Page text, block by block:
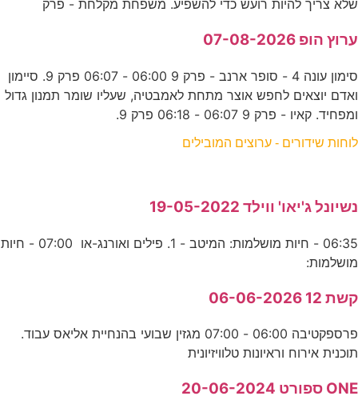
שלא צריך להיות רועש כדי להשפיע. משפחת מקלחת - פרק
ערוץ הופ 07-08-2026
סימון עונה 4 - סופר ארנב - פרק 9 06:00 - 06:07 פרק 9. סיימון
ואדם יוצאים לחפש אוצר מתחת לאמבטיה, שעליו שומר תמנון גדול
ומפחיד. קאיו - פרק 9 06:07 - 06:18 פרק 9.
לוחות שידורים - ערוצים המובילים
נשיונל ג'יאו' ווילד 19-05-2022
06:35 - חיות מושלמות: המיטב - 1. פילים ואורנג-או 07:00 - חיות
מושלמות:
קשת 12 06-06-2026
פרספקטיבה 06:00 - 07:00 מגזין שבועי בהנחיית אליאס עבוד.
תוכנית אירוח וראיונות טלוויזיונית
ONE ספורט 20-06-2024